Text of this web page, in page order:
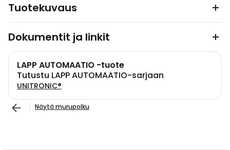
Tuotekuvaus
Dokumentit ja linkit
LAPP AUTOMAATIO -tuote
Tutustu LAPP AUTOMAATIO-sarjaan
UNITRONIC®
Näytä murupolku